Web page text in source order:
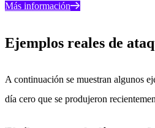
Más información
Ejemplos reales de
A continuación se muestran algunos
día cero que se produjeron